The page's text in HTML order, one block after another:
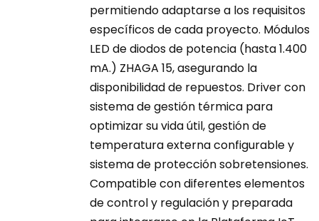
permitiendo adaptarse a los requisitos
específicos de cada proyecto. Módulos
LED de diodos de potencia (hasta 1.400
mA.) ZHAGA 15, asegurando la
disponibilidad de repuestos. Driver con
sistema de gestión térmica para
optimizar su vida útil, gestión de
temperatura externa configurable y
sistema de protección sobretensiones.
Compatible con diferentes elementos
de control y regulación y preparada